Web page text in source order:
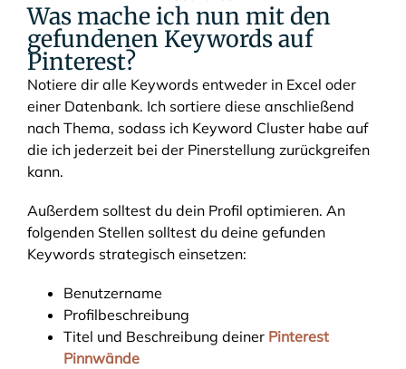
Was mache ich nun mit den
gefundenen Keywords auf
Pinterest?
Notiere dir alle Keywords entweder in Excel oder
einer Datenbank. Ich sortiere diese anschließend
nach Thema, sodass ich Keyword Cluster habe auf
die ich jederzeit bei der Pinerstellung zurückgreifen
kann.
Außerdem solltest du dein Profil optimieren. An
folgenden Stellen solltest du deine gefunden
Keywords strategisch einsetzen:
Benutzername
Profilbeschreibung
Titel und Beschreibung deiner Pinterest
Pinnwände